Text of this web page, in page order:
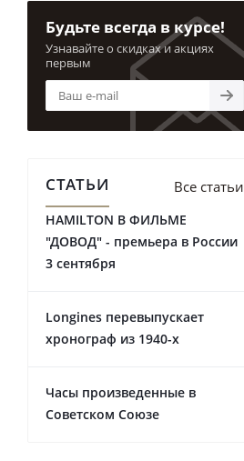
Будьте всегда в курсе!
Узнавайте о скидках и акциях
первым
СТАТЬИ Все статьи
HAMILTON В ФИЛЬМЕ
"ДОВОД" - премьера в России
3 сентября
Longines перевыпускает
хронограф из 1940-х
Часы произведенные в
Советском Союзе